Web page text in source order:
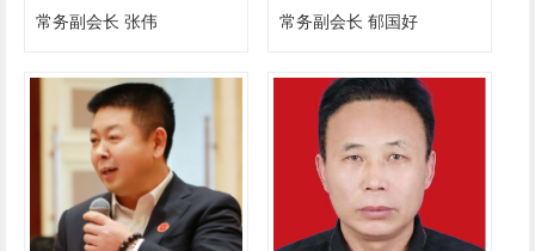
常务副会长 张伟 常务副会长 郁国好